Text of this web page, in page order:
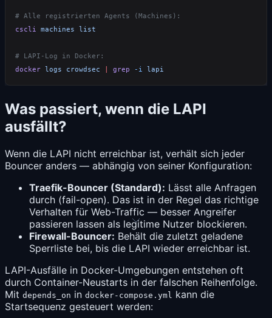
cscli machines
docker logs crowdsec grep -i
Was passiert, wenn die LAPI
ausfällt?
Wenn die LAPI nicht erreichbar ist, verhält sich jeder
Bouncer anders — abhängig von seiner Konfiguration:
Traefik-Bouncer (Standard): Lässt alle Anfragen
durch (fail-open). Das ist in der Regel das richtige
Verhalten für Web-Traffic — besser Angreifer
passieren lassen als legitime Nutzer blockieren.
Firewall-Bouncer: Behält die zuletzt geladene
Sperrliste bei, bis die LAPI wieder erreichbar ist.
LAPI-Ausfälle in Docker-Umgebungen entstehen oft
durch Container-Neustarts in der falschen Reihenfolge.
Mit depends_on in docker-compose.yml kann die
Startsequenz gesteuert werden: